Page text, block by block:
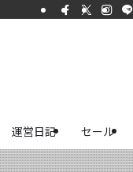
運営日記 セール